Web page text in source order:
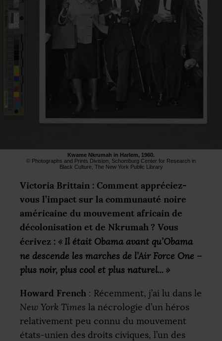
Kwame Nkrumah in Harlem, 1960.
© Photographs and Prints Division, Schomburg Center for Research in
Black Culture, The New York Public Library
Victoria Brittain : Comment appréciez-
vous l’impact sur la communauté noire
américaine du mouvement africain de
décolonisation et de Nkrumah ? Vous
écrivez : « Il était Obama avant qu’Obama
ne descende les marches de l’Air Force One –
plus noir, plus cool et plus naturel... »
Howard French : Récemment, j’ai lu dans le
New York Times la nécrologie d’un héros
relativement peu connu du mouvement
états-unien des droits civiques, l’un des